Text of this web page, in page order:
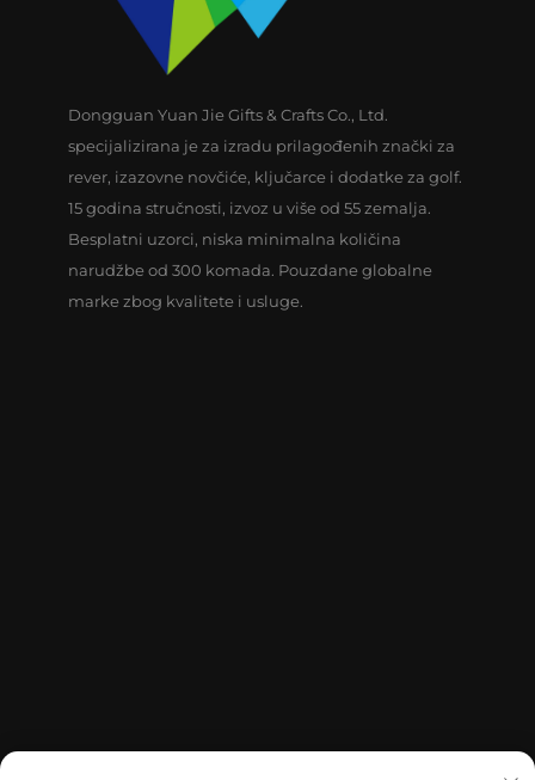
Dongguan Yuan Jie Gifts & Crafts Co., Ltd.
specijalizirana je za izradu prilagođenih znački za
rever, izazovne novčiće, ključarce i dodatke za golf.
15 godina stručnosti, izvoz u više od 55 zemalja.
Besplatni uzorci, niska minimalna količina
narudžbe od 300 komada. Pouzdane globalne
marke zbog kvalitete i usluge.